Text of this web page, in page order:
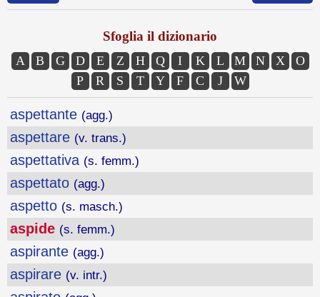
Sfoglia il dizionario
A B G D E Z H Q I K L M N X
O
P
R S T Y F C J W
aspettante (agg.)
aspettare (v. trans.)
aspettativa (s. femm.)
aspettato (agg.)
aspetto (s. masch.)
aspide (s. femm.)
aspirante (agg.)
aspirare (v. intr.)